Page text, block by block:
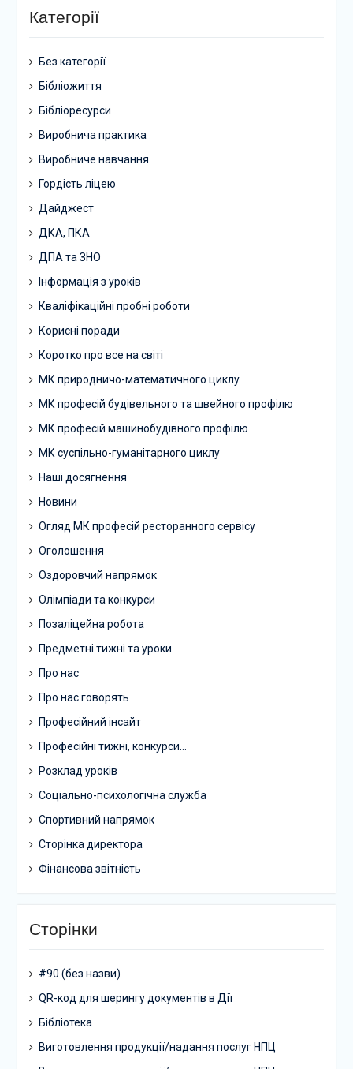
Категорії
Без категорії
Бібліожиття
Бібліоресурси
Виробнича практика
Виробниче навчання
Гордість ліцею
Дайджест
ДКА, ПКА
ДПА та ЗНО
Інформація з уроків
Кваліфікаційні пробні роботи
Корисні поради
Коротко про все на світі
МК природничо-математичного циклу
МК професій будівельного та швейного профілю
МК професій машинобудівного профілю
МК суспільно-гуманітарного циклу
Наші досягнення
Новини
Огляд МК професій ресторанного сервісу
Оголошення
Оздоровчий напрямок
Олімпіади та конкурси
Позаліцейна робота
Предметні тижні та уроки
Про нас
Про нас говорять
Професійний інсайт
Професійні тижні, конкурси…
Розклад уроків
Соціально-психологічна служба
Спортивний напрямок
Сторінка директора
Фінансова звітність
Сторінки
#90 (без назви)
QR-код для шерингу документів в Дії
Бібліотека
Виготовлення продукції/надання послуг НПЦ